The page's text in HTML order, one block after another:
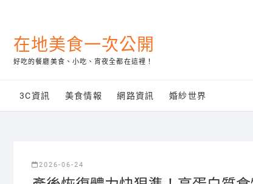
content在地美食一次公開
好吃的餐廳美食、小吃、宵夜全都在這裡！
3C資訊 美食情報 網路資訊 婚紗世界
2026-06-24